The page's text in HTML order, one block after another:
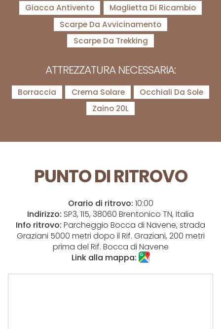
Giacca Antivento
Maglietta Di Ricambio
Scarpe Da Avvicinamento
Scarpe Da Trekking
ATTREZZATURA NECESSARIA:
Borraccia Crema Solare
Occhiali Da Sole
Zaino 20L
PUNTO DI RITROVO
Orario di ritrovo: 10:00
Indirizzo: SP3, 115, 38060 Brentonico TN, Italia
Info ritrovo: Parcheggio Bocca di Navene, strada
Graziani 5000 metri dopo il Rif. Graziani, 200 metri
prima del Rif. Bocca di Navene
Link alla mappa: